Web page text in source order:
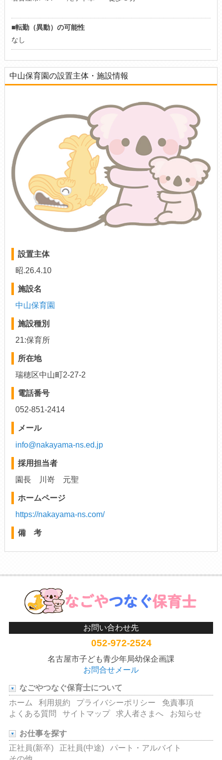
■転勤（異動）の可能性
なし
中山保育園の設置主体・施設情報
設置主体
昭.26.4.10
施設名
中山保育園
施設種別
21:保育所
所在地
瑞穂区中山町2-27-2
電話番号
052-851-2414
メール
info@nakayama-ns.ed.jp
採用担当者
園長 川嵜 元聖
ホームページ
https://nakayama-ns.com/
備 考
お問い合わせ先
052-972-2524
名古屋市子ども青少年局幼保企画課
お問合せメール
なごやつなぐ保育士について
ホーム
利用規約 プライバシーポリシー
免責事項
よくある質問
サイトマップ 求人者さまへ お知らせ
お仕事を探す
正社員(新卒)
正社員(中途)
パート・アルバイト